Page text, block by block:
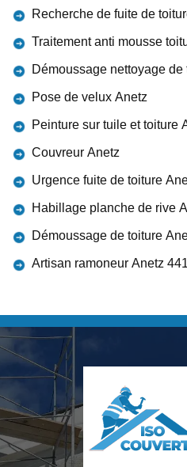
Recherche de fuite de
Traitement anti mousse
Démoussage nettoyage de
Pose de velux Anetz
Peinture sur tuile et toiture
Couvreur Anetz
Urgence fuite de toiture
Habillage planche de rive
Démoussage de toiture
Artisan ramoneur Anetz